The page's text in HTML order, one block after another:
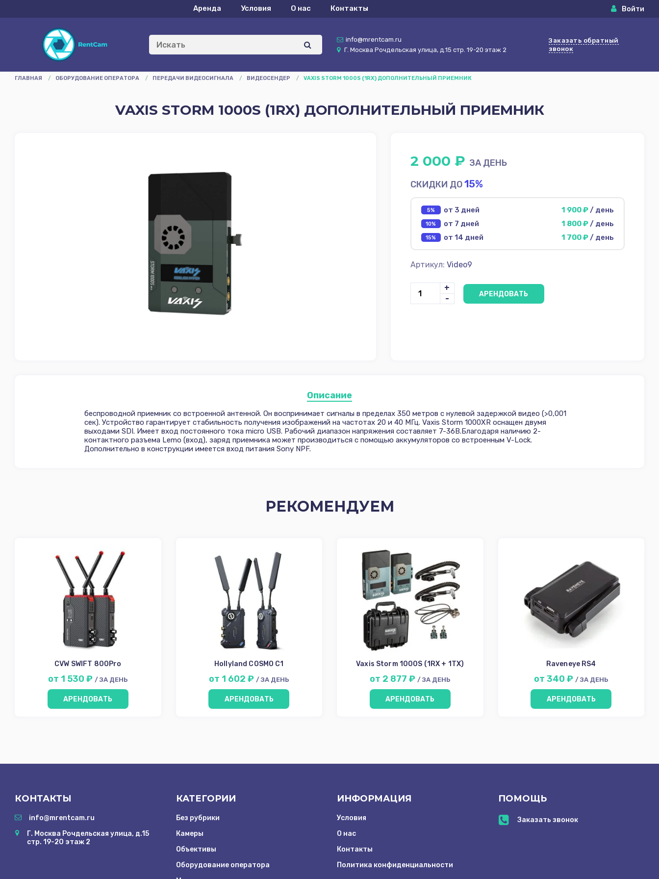
Аренда Условия О нас Контакты Войти
info@mrentcam.ru
Г. Москва Рочдельская улица, д.15 стр. 19-20 этаж 2
Заказать обратный
звонок
ГЛАВНАЯ / ОБОРУДОВАНИЕ ОПЕРАТОРА / ПЕРЕДАЧИ ВИДЕОСИГНАЛА / ВИДЕОСЕНДЕР / VAXIS STORM 1000S (1RX) ДОПОЛНИТЕЛЬНЫЙ ПРИЕМНИК
VAXIS STORM 1000S (1RX) ДОПОЛНИТЕЛЬНЫЙ ПРИЕМНИК
2 000 ₽ ЗА ДЕНЬ
СКИДКИ ДО15%
5% от 3 дней 1 900 ₽/ день
10% от 7 дней 1 800 ₽/ день
15% от 14 дней 1 700 ₽/ день
Артикул: Video9
+
-
АРЕНДОВАТЬ
Описание
беспроводной приемник со встроенной антенной. Он воспринимает сигналы в пределах 350 метров с нулевой задержкой видео (>0,001
сек). Устройство гарантирует стабильность получения изображений на частотах 20 и 40 МГц. Vaxis Storm 1000XR оснащен двумя
выходами SDI. Имеет вход постоянного тока micro USB. Рабочий диапазон напряжения составляет 7-36В.Благодаря наличию 2-
контактного разъема Lemo (вход), заряд приемника может производиться с помощью аккумуляторов со встроенным V-Lock.
Дополнительно в конструкции имеется вход питания Sony NPF.
РЕКОМЕНДУЕМ
CVW SWIFT 800Pro
от 1 530 ₽ / ЗА ДЕНЬ
АРЕНДОВАТЬ
Hollyland COSMO C1
от 1 602 ₽ / ЗА ДЕНЬ
АРЕНДОВАТЬ
Vaxis Storm 1000S (1RX + 1TX)
от 2 877 ₽ / ЗА ДЕНЬ
АРЕНДОВАТЬ
Raveneye RS4
от 340 ₽ / ЗА ДЕНЬ
АРЕНДОВАТЬ
КОНТАКТЫ
info@mrentcam.ru
Г. Москва Рочдельская улица, д.15
стр. 19-20 этаж 2
КАТЕГОРИИ
Без рубрики
Камеры
Объективы
Оборудование оператора
ИНФОРМАЦИЯ
Условия
О нас
Контакты
Политика конфиденциальности
ПОМОЩЬ
Заказать звонок